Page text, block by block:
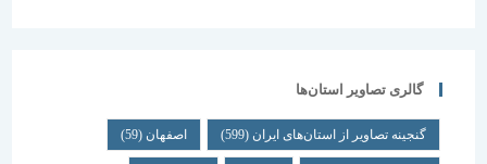
گالری تصاویر استان‌ها
گنجینه تصاویر از استان‌های ایران(599) اصفهان (59)